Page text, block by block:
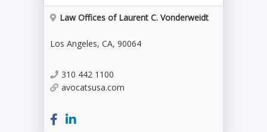
Law Offices of Laurent C. Vonderweidt
Los Angeles, CA, 90064
310 442 1100
avocatsusa.com